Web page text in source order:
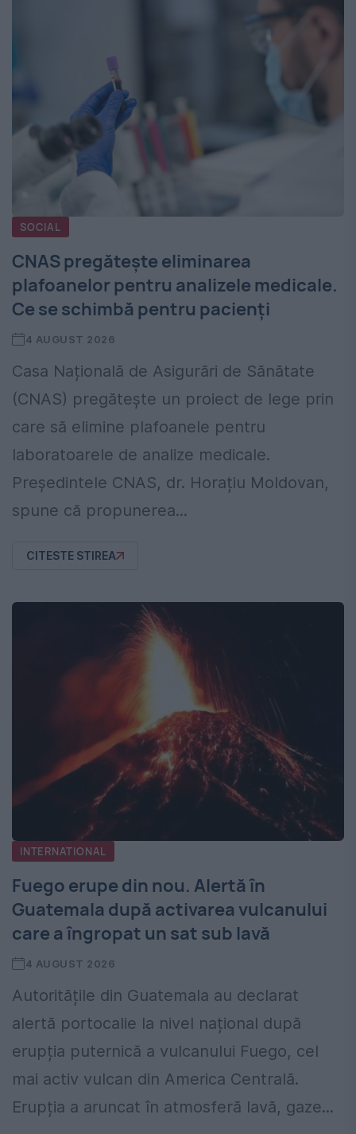
SOCIAL
CNAS pregătește eliminarea
plafoanelor pentru analizele medicale.
Ce se schimbă pentru pacienți
4 AUGUST 2026
Casa Națională de Asigurări de Sănătate
(CNAS) pregătește un proiect de lege prin
care să elimine plafoanele pentru
laboratoarele de analize medicale.
Președintele CNAS, dr. Horațiu Moldovan,
spune că propunerea...
CITESTE STIREA
INTERNATIONAL
Fuego erupe din nou. Alertă în
Guatemala după activarea vulcanului
care a îngropat un sat sub lavă
4 AUGUST 2026
Autoritățile din Guatemala au declarat
alertă portocalie la nivel național după
erupția puternică a vulcanului Fuego, cel
mai activ vulcan din America Centrală.
Erupția a aruncat în atmosferă lavă, gaze...